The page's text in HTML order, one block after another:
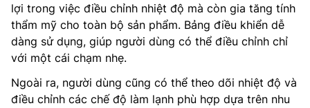
lợi trong việc điều chỉnh nhiệt độ mà còn gia tăng tính
thẩm mỹ cho toàn bộ sản phẩm. Bảng điều khiển dễ
dàng sử dụng, giúp người dùng có thể điều chỉnh chỉ
với một cái chạm nhẹ.
Ngoài ra, người dùng cũng có thể theo dõi nhiệt độ và
điều chỉnh các chế độ làm lạnh phù hợp dựa trên nhu